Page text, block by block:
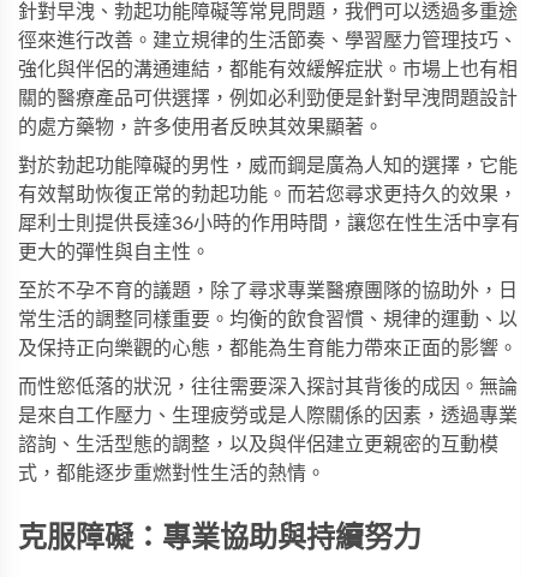
針對早洩、勃起功能障礙等常見問題，我們可以透過多重途
徑來進行改善。建立規律的生活節奏、學習壓力管理技巧、
強化與伴侶的溝通連結，都能有效緩解症狀。市場上也有相
關的醫療產品可供選擇，例如必利勁便是針對早洩問題設計
的處方藥物，許多使用者反映其效果顯著。
對於勃起功能障礙的男性， 威而鋼是廣為人知的選擇，它能
有效幫助恢復正常的勃起功能。而若您尋求更持久的效果，
犀利士則提供長達36小時的作用時間，讓您在性生活中享有
更大的彈性與自主性。
至於不孕不育的議題，除了尋求專業醫療團隊的協助外，日
常生活的調整同樣重要。均衡的飲食習慣、規律的運動、以
及保持正向樂觀的心態，都能為生育能力帶來正面的影響。
而性慾低落的狀況，往往需要深入探討其背後的成因。無論
是來自工作壓力、生理疲勞或是人際關係的因素，透過專業
諮詢、生活型態的調整，以及與伴侶建立更親密的互動模
式，都能逐步重燃對性生活的熱情。
克服障礙：專業協助與持續努力